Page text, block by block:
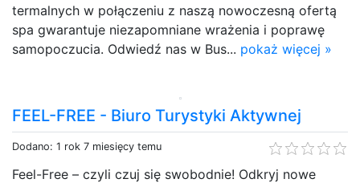
termalnych w połączeniu z naszą nowoczesną ofertą
spa gwarantuje niezapomniane wrażenia i poprawę
samopoczucia. Odwiedź nas w Bus... pokaż więcej »
FEEL-FREE - Biuro Turystyki Aktywnej
Dodano: 1 rok 7 miesięcy temu
Feel-Free – czyli czuj się swobodnie! Odkryj nowe